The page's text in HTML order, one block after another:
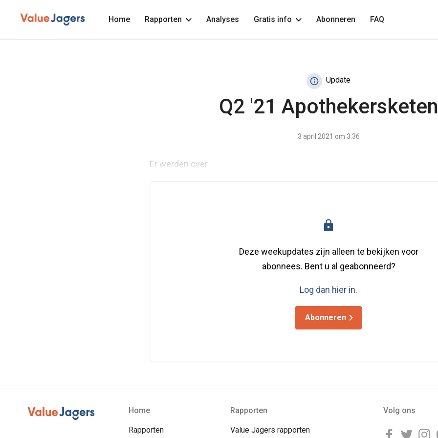
Home Rapporten Analyses Gratis info Abonneren FAQ
Update
Q2 '21 Apothekersketen
3 april 2021 om 3:36
Er werden over
Deze weekupdates zijn alleen te bekijken voor
abonnees. Bent u al geabonneerd?
Log dan hier in.
Abonneren
Home
Rapporten
Rapporten
Value Jagers rapporten
Volg ons